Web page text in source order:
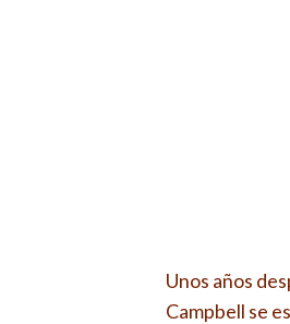
Unos años
Campbell se